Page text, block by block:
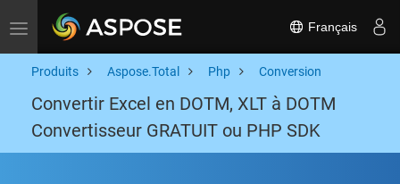
Toggle navigation Français
Produits Aspose.Total Php Conversion
Convertir Excel en DOTM, XLT à DOTM
Convertisseur GRATUIT ou PHP SDK